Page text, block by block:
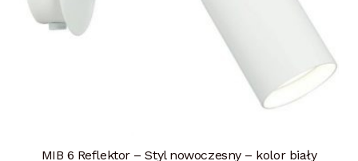
MIB 6 Reflektor – Styl nowoczesny – kolor biały